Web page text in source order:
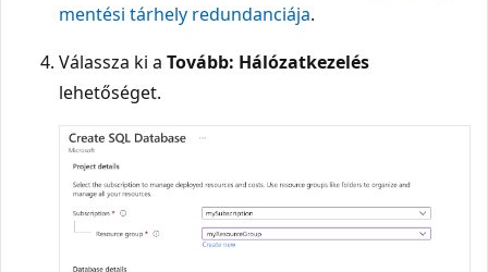
mentési tárhely redundanciája.
Válassza ki a Tovább: Hálózatkezelés
lehetőséget.